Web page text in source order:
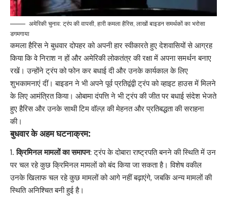
अमेरिकी चुनाव: ट्रंप की वापसी, हारी कमला हैरिस, लाखों बाइडन समर्थकों का भरोसा
डगमगाया
कमला हैरिस ने बुधवार दोपहर को अपनी हार स्वीकारते हुए देशवासियों से आग्रह
किया कि वे निराश न हों और अमेरिकी लोकतंत्र की रक्षा में अपना समर्थन बनाए
रखें। उन्होंने ट्रंप को फोन कर बधाई दी और उनके कार्यकाल के लिए
शुभकामनाएं दीं। बाइडन ने भी अपने पूर्व प्रतिद्वंद्वी ट्रंप को व्हाइट हाउस में मिलने
के लिए आमंत्रित किया। ओबामा दंपत्ति ने भी ट्रंप की जीत पर बधाई संदेश भेजते
हुए हैरिस और उनके साथी टिम वॉल्ज़ की मेहनत और प्रतिबद्धता की सराहना
की।
बुधवार के अहम घटनाक्रम:
क्रिमिनल मामलों का समापन: ट्रंप के दोबारा राष्ट्रपति बनने की स्थिति में उन
पर चल रहे कुछ क्रिमिनल मामलों को बंद किया जा सकता है। विशेष वकील
उनके खिलाफ चल रहे कुछ मामलों को आगे नहीं बढ़ाएंगे, जबकि अन्य मामलों की
स्थिति अनिश्चित बनी हुई है।